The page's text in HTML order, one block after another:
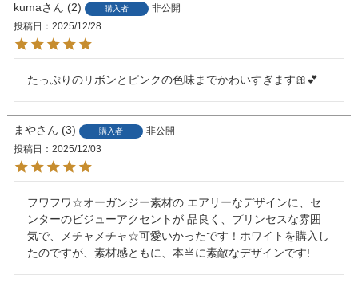
kuma 2 購入者
非公開
投稿日
2025/12/28
たっぷりのリボンとピンクの色味までかわいすぎます🎀︎💕︎
まや 3 購入者
非公開
投稿日
2025/12/03
フワフワ☆オーガンジー素材の エアリーなデザインに、セ
ンターのビジューアクセントが 品良く、プリンセスな雰囲
気で、メチャメチャ☆可愛いかったです！ホワイトを購入し
たのですが、素材感ともに、本当に素敵なデザインです!